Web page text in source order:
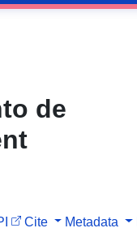
de
Cite Metadata